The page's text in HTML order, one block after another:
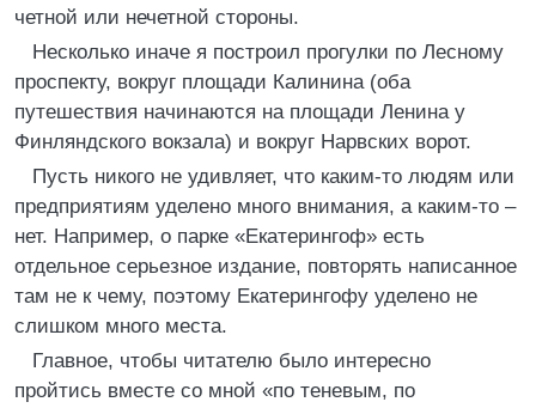
четной или нечетной стороны.
Несколько иначе я построил прогулки по Лесному
проспекту, вокруг площади Калинина (оба
путешествия начинаются на площади Ленина у
Финляндского вокзала) и вокруг Нарвских ворот.
Пусть никого не удивляет, что каким-то людям или
предприятиям уделено много внимания, а каким-то –
нет. Например, о парке «Екатерингоф» есть
отдельное серьезное издание, повторять написанное
там не к чему, поэтому Екатерингофу уделено не
слишком много места.
Главное, чтобы читателю было интересно
пройтись вместе со мной «по теневым, по